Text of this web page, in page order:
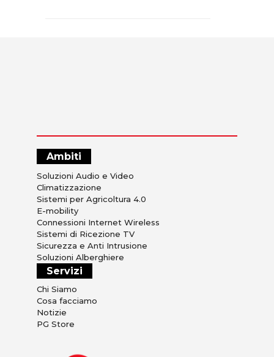
Ambiti
Soluzioni Audio e Video
Climatizzazione
Sistemi per Agricoltura 4.0
E-mobility
Connessioni Internet Wireless
Sistemi di Ricezione TV
Sicurezza e Anti Intrusione
Soluzioni Alberghiere
Servizi
Chi Siamo
Cosa facciamo
Notizie
PG Store